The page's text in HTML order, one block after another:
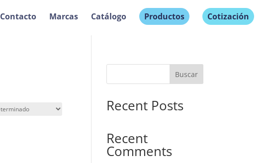
Contacto Marcas Catálogo Productos Cotización
Buscar
Recent Posts
Recent
Comments